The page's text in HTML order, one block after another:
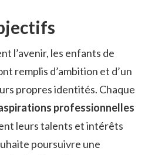
l’avenir, les enfants de
remplis d’ambition et d’un
propres identités. Chaque
professionnelles
leurs talents et intérêts
poursuivre une